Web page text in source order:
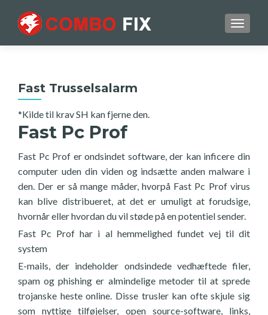
Fast Trusselsalarm
*Kilde til krav SH kan fjerne den.
Fast Pc Prof
Fast Pc Prof er ondsindet software, der kan inficere din
computer uden din viden og indsætte anden malware i
den. Der er så mange måder, hvorpå Fast Pc Prof virus
kan blive distribueret, at det er umuligt at forudsige,
hvornår eller hvordan du vil støde på en potentiel sender.
Fast Pc Prof har i al hemmelighed fundet vej til dit
system
E-mails, der indeholder ondsindede vedhæftede filer,
spam og phishing er almindelige metoder til at sprede
trojanske heste online. Disse trusler kan ofte skjule sig
som nyttige tilføjelser, open source-software, links,